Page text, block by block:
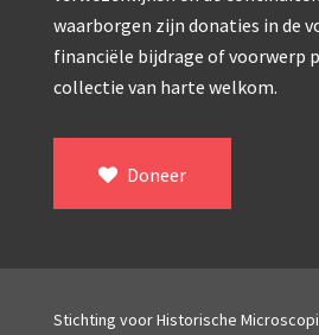
Winkel, statief BTC
ROW, schoolmicroscoop
Troughton & Simms,
Bleeker, statief R
waarborgen zijn donaties in de
financiële bijdrage of voorwerp
collectie van harte welkom.
Doneer
Stichting voor Historische